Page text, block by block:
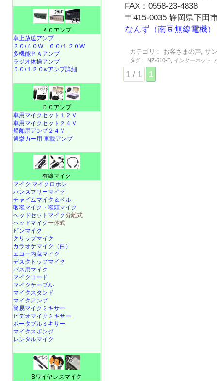
FAX：0558-23-4838
〒415-0035 静岡県下田
なんず（南豆無線電機）
カテゴリ： お客さまの声 ,サ
タグ： NZ-610-D インターネット
1 / 1 1
ＡＣアンプ
卓上放送アンプ
２０/４０W
６０/１２０W
多機能ＰＡアンプ
ラジオ体操アンプ
６０/１２０wアンプ詳細
ＤＣアンプ
車用マイクセット１２Ｖ
車用マイクセット２４Ｖ
船舶用アンプ２４Ｖ
選挙カー用 車載アンプ
有線マイク
マイク マイクロホン
ハンズフリーマイク
チャイムマイク＆ベル
咽喉マイク・喉頭マイク
ヘッドセットマイク分離式
ヘッドマイク一体式
ピンマイク
クリップマイク
カラオケマイク（白）
エコー内蔵マイク
デスクトップマイク
バス用マイク
マイクコード
マイクケーブル
マイクスタンド
マイクアンプ
簡易マイクミキサー
ビデオマイクミキサー
ポータブルミキサー
マイクスポンジ
レンタルマイク
Bワイヤレスマイク